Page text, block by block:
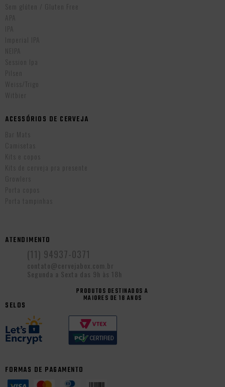
Sem glúten / Gluten Free
APA
IPA
Imperial IPA
NEIPA
Session Ipa
Pilsen
Weiss/Trigo
Witbier
ACESSÓRIOS DE CERVEJA
Bar Mats
Camisetas
Kits e copos
Kits de cerveja pra presente
Growlers
Porta copos
Porta tampinhas
ATENDIMENTO
(11) 94937-0371
contato@cervejabox.com.br
Segunda a Sexta das 9h às 18h
PRODUTOS DESTINADOS A
MAIORES DE 18 ANOS
SELOS
FORMAS DE PAGAMENTO